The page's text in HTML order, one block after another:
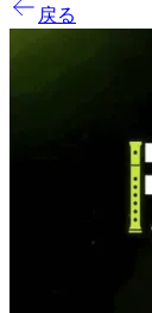
戻る